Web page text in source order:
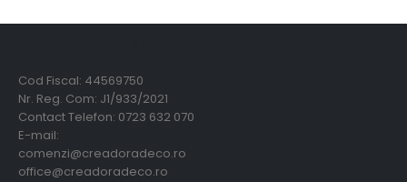
Cod Fiscal: 44569750
Nr. Reg. Com: J1/933/2021
Contact Telefon: 0723 632 070
E-mail:
comenzi@creadoradeco.ro
office@creadoradeco.ro